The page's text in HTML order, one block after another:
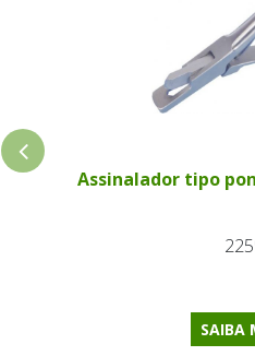
Assinalador tipo
SAIBA